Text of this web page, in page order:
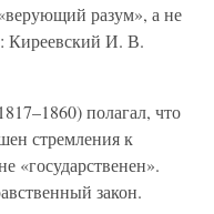
разум», а не
Киреевский И. В.
полагал, что
стремления к
«государственен».
закон.